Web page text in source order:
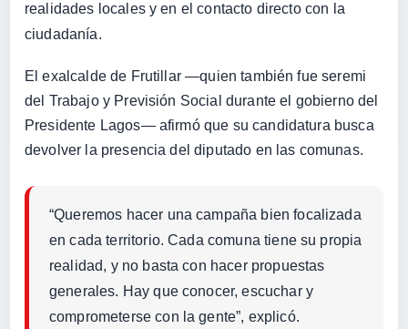
realidades locales y en el contacto directo con la
ciudadanía.
El exalcalde de Frutillar —quien también fue seremi
del Trabajo y Previsión Social durante el gobierno del
Presidente Lagos— afirmó que su candidatura busca
devolver la presencia del diputado en las comunas.
“Queremos hacer una campaña bien focalizada
en cada territorio. Cada comuna tiene su propia
realidad, y no basta con hacer propuestas
generales. Hay que conocer, escuchar y
comprometerse con la gente”, explicó.